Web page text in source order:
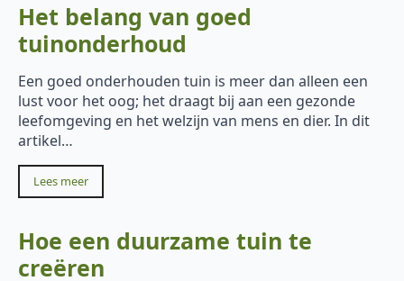
Het belang van goed
tuinonderhoud
Een goed onderhouden tuin is meer dan alleen een
lust voor het oog; het draagt bij aan een gezonde
leefomgeving en het welzijn van mens en dier. In dit
artikel…
Lees meer
Hoe een duurzame tuin te
creëren